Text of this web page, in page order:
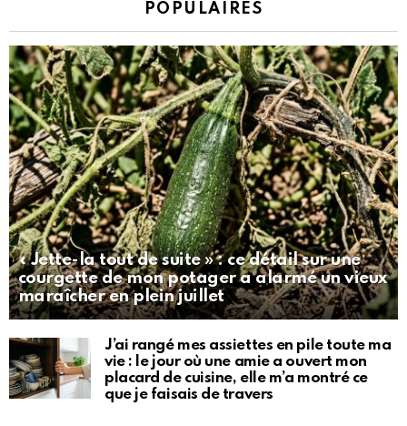
POPULAIRES
« Jette-la tout de suite » : ce détail sur une
courgette de mon potager a alarmé un vieux
maraîcher en plein juillet
J’ai rangé mes assiettes en pile toute ma
vie : le jour où une amie a ouvert mon
placard de cuisine, elle m’a montré ce
que je faisais de travers